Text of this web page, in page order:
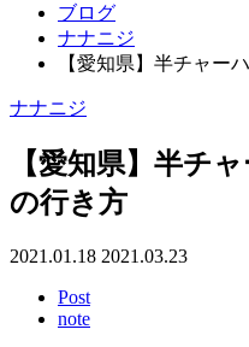
ブログ
ナナニジ
【愛知県】半チャー
ナナニジ
【愛知県】半チ
の行き方
2021.01.18 2021.03.23
Post
note